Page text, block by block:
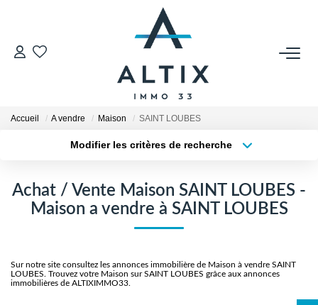
VENDRE
Honoraires
Biens Vendus
Accueil A vendre Maison SAINT LOUBES
Modifier les critères de recherche
Sélectionnez...
Type de bien
Surface min
Créer une alerte
Achat / Vente Maison SAINT LOUBES -
Maison a vendre à SAINT LOUBES
Sur notre site consultez les annonces immobilière de Maison à vendre SAINT
LOUBES. Trouvez votre Maison sur SAINT LOUBES grâce aux annonces
immobilières de ALTIXIMMO33.